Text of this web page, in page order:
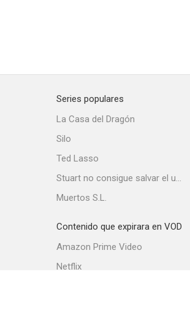
Series populares
La Casa del Dragón
Silo
Ted Lasso
Stuart no consigue salvar el universo
Muertos S.L.
Contenido que expirara en VOD
Amazon Prime Video
Netflix